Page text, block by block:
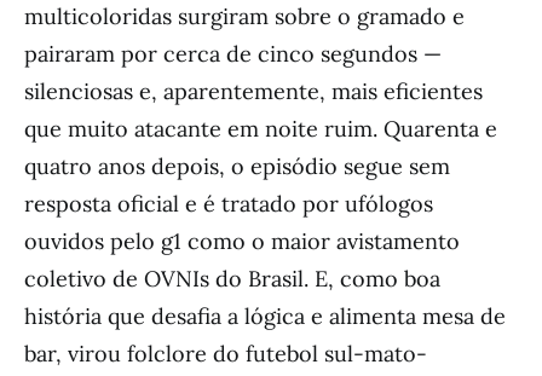
multicoloridas surgiram sobre o gramado e
pairaram por cerca de cinco segundos —
silenciosas e, aparentemente, mais eficientes
que muito atacante em noite ruim. Quarenta e
quatro anos depois, o episódio segue sem
resposta oficial e é tratado por ufólogos
ouvidos pelo g1 como o maior avistamento
coletivo de OVNIs do Brasil. E, como boa
história que desafia a lógica e alimenta mesa de
bar, virou folclore do futebol sul-mato-